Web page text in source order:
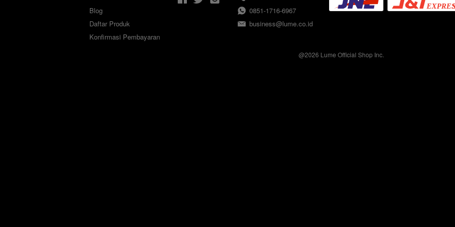
Blog
Daftar Produk
Konfirmasi Pembayaran
0851-1716-6967
business@lume.co.id
@2026 Lume Official Shop Inc.